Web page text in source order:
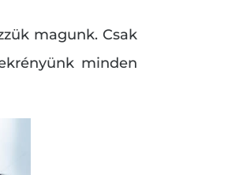
magunk. Csak
minden